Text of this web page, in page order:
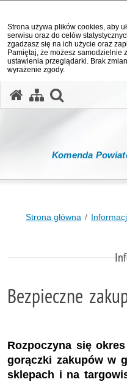
Strona używa plików cookies, aby
serwisu oraz do celów
zgadzasz się na ich użycie oraz
Pamiętaj, że możesz samodzielnie
ustawienia przeglądarki. Brak
wyrażenie zgody.
Komenda
Strona główna
Bezpieczne
Rozpoczyna się
gorączki zakupów w
sklepach i na